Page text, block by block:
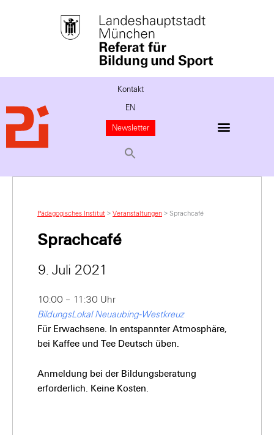
Kontakt
EN
Newsletter
Pädagogisches Institut > Veranstaltungen > Sprachcafé
Sprachcafé
9. Juli 2021
10:00 – 11:30 Uhr
BildungsLokal Neuaubing-Westkreuz
Für Erwachsene. In entspannter Atmosphäre,
bei Kaffee und Tee Deutsch üben.
Anmeldung bei der Bildungsberatung
erforderlich. Keine Kosten.